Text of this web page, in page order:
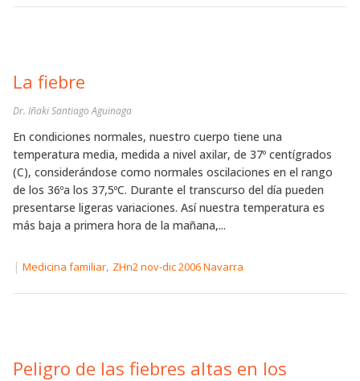
La fiebre
Dr. Iñaki Santiago Aguinaga
En condiciones normales, nuestro cuerpo tiene una
temperatura media, medida a nivel axilar, de 37º centígrados
(C), considerándose como normales oscilaciones en el rango
de los 36ºa los 37,5ºC. Durante el transcurso del día pueden
presentarse ligeras variaciones. Así nuestra temperatura es
más baja a primera hora de la mañana,...
| Medicina familiar, ZHn2 nov-dic 2006 Navarra
Peligro de las fiebres altas en los